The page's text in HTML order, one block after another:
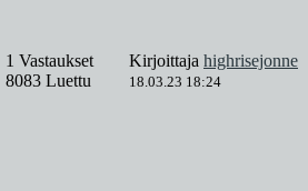
1 Vastaukset
8083 Luettu
Kirjoittaja highrisejonne
18.03.23 18:24